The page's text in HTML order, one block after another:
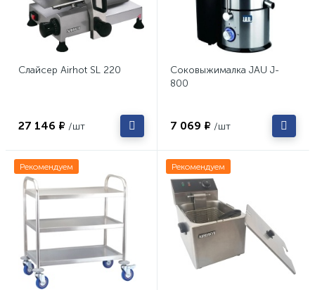
Слайсер Airhot SL 220
27 146 ₽ /шт
Соковыжималка JAU J-
800
7 069 ₽ /шт
Рекомендуем Рекомендуем